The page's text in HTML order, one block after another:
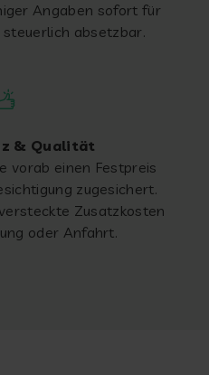
Angaben sofort für
steuerlich absetzbar.
& Qualität
vorab einen Festpreis
zugesichert.
Zusatzkosten
oder Anfahrt.